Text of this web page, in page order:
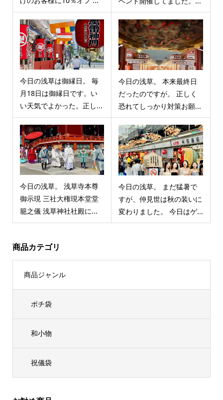
今日の浅草は御縁日。 毎
月18日は御縁日です。い
い天気でよかった。正し...
今日の浅草。 本来最終日
だったのですが。 正しく
恐れてしっかり対策お願...
今日の浅草。 浅草寺本尊
御示現 三社大権現本堂堂
籠之儀 浅草神社社殿に...
今日の浅草。 まだ猛暑で
すが、仲見世は秋の装いに
変わりました。 今日はゲ...
商品カテゴリ
商品ジャンル
ポチ袋
和小物
祝儀袋